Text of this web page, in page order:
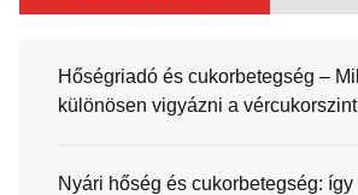
Hőségriadó és cukorbetegség –
különösen vigyázni a
Nyári hőség és cukorbetegség: így